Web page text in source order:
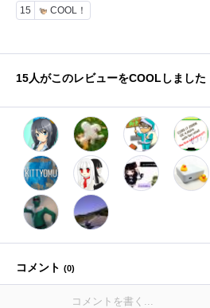
15 COOL！
15人がこのレビューをCOOLしました
コメント (0)